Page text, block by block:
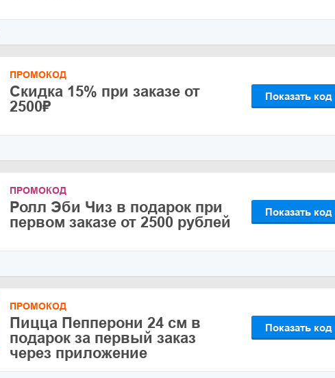
ПРОМОКОД
Скидка 15% при заказе от
2500₽
Показать код
ПРОМОКОД
Ролл Эби Чиз в подарок при
первом заказе от 2500 рублей
Показать код
ПРОМОКОД
Пицца Пепперони 24 см в
подарок за первый заказ
через приложение
Показать код